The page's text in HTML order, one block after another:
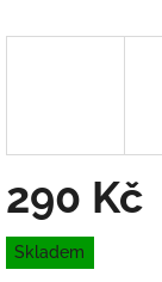
290 Kč
Měrná
cena:
Skladem